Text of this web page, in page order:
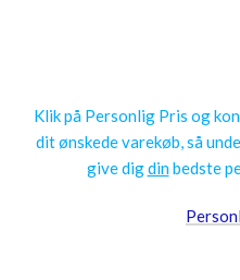
Klik på Personlig Pris og
dit ønskede varekøb, så
give digdinbedste